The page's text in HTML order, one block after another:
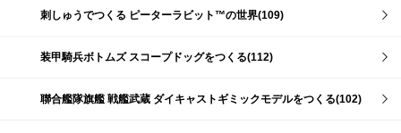
刺しゅうでつくる ピーターラビット™の世界(109)
装甲騎兵ボトムズ スコープドッグをつくる(112)
聯合艦隊旗艦 戦艦武蔵 ダイキャストギミックモデルをつくる(102)